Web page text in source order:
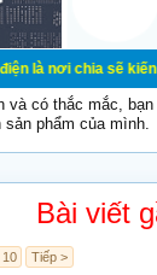
sẽ kiến thức
và có thắc mắc,
sản phẩm của mình.
Bài viết
10 Tiếp >